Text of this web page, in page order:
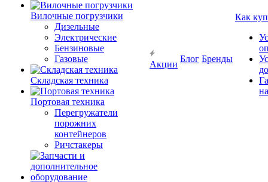
Вилочные погрузчики
Дизельные
Электрические
Бензиновые
Газовые
Складская техника
Портовая техника
Перегружатели
порожних
контейнеров
Ричстакеры
Акции
Блог Бренды
Как